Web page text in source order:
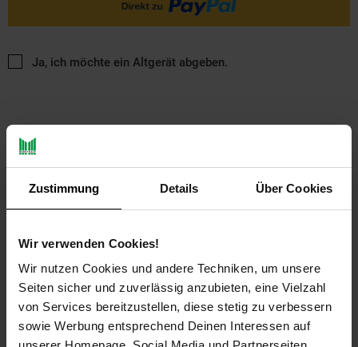
Zustimmung Details Über Cookies
Wir verwenden Cookies!
Wir nutzen Cookies und andere Techniken, um unsere
Seiten sicher und zuverlässig anzubieten, eine Vielzahl
von Services bereitzustellen, diese stetig zu verbessern
sowie Werbung entsprechend Deinen Interessen auf
Ja, ich möchte ein Altgerät abgeben.
PAYBACK
Payback Punkte Basis°Punkte:
Produktbeschreibung